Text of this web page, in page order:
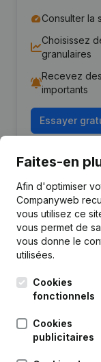
Consulter la
Choisissez
granulaires
Recevez
importants
Essayer
Publications
Faites-en
Afin d'optimiser
Companyweb
vous utilisez ce
vous permet de
vous donne le
utilisées.
Cookies
fonctionnels
Cookies
publicitaires